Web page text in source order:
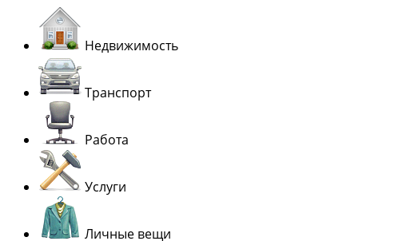
Недвижимость
Транспорт
Работа
Услуги
Личные вещи